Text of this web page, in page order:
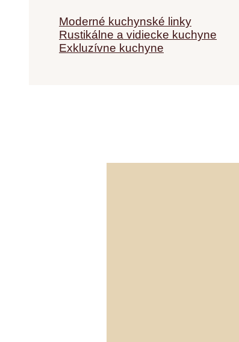
Moderné kuchynské linky
Rustikálne a vidiecke kuchyne
Exkluzívne kuchyne